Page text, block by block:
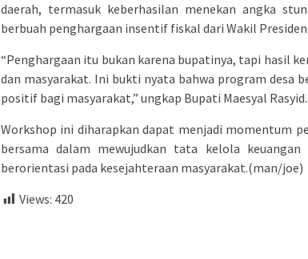
daerah, termasuk keberhasilan menekan angka
berbuah penghargaan insentif fiskal dari Wakil Presiden
“Penghargaan itu bukan karena bupatinya, tapi hasil
dan masyarakat. Ini bukti nyata bahwa program desa
positif bagi masyarakat,” ungkap Bupati Maesyal Rasyid.
Workshop ini diharapkan dapat menjadi momentum
bersama dalam mewujudkan tata kelola
berorientasi pada kesejahteraan masyarakat.(man/joe)
Views: 420